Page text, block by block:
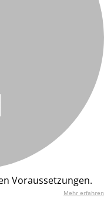
Voraussetzungen.
Mehr erfahren